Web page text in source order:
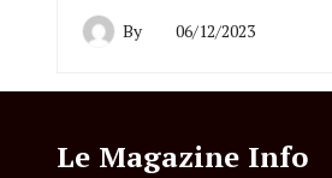
By 06/12/2023
Le Magazine Info